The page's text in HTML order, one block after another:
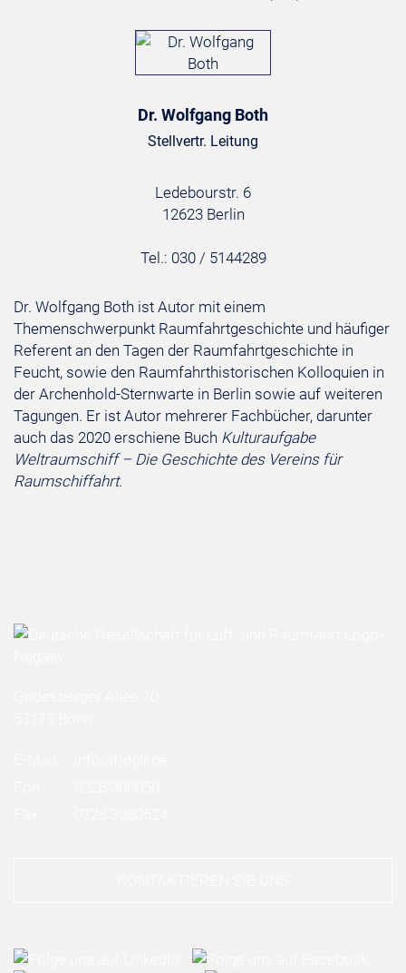
Dr. Wolfgang Both
Stellvertr. Leitung
Ledebourstr. 6
12623 Berlin
Tel.: 030 / 5144289
Dr. Wolfgang Both ist Autor mit einem
Themenschwerpunkt Raumfahrtgeschichte und häufiger
Referent an den Tagen der Raumfahrtgeschichte in
Feucht, sowie den Raumfahrthistorischen Kolloquien in
der Archenhold-Sternwarte in Berlin sowie auf weiteren
Tagungen. Er ist Autor mehrerer Fachbücher, darunter
auch das 2020 erschiene Buch Kulturaufgabe
Weltraumschiff – Die Geschichte des Vereins für
Raumschiffahrt.